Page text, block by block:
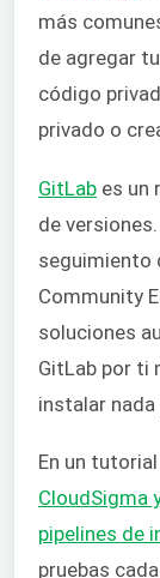
más
de agregar
código
privado o
GitLab es un
de
seguimiento
Community
soluciones
GitLab por ti
instalar nada
En un
CloudSigma
pipelines de
pruebas